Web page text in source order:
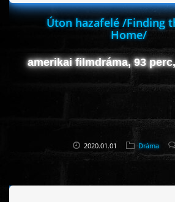
ANIMÁCIÓS
KALAND
Úton hazafelé /Finding
Home/
amerikai filmdráma, 93
2020.01.01 Dráma